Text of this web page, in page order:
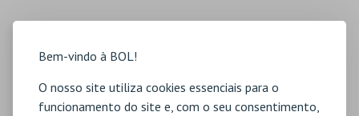
Bem-vindo à BOL!
O nosso site utiliza cookies essenciais para o
funcionamento do site e, com o seu consentimento,